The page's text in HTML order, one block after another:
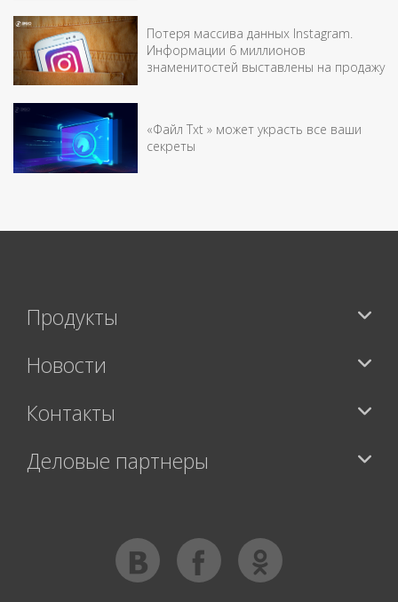
Потеря массива данных Instagram.
Информации 6 миллионов
знаменитостей выставлены на продажу
«Файл Txt » может украсть все ваши
секреты
Продукты
Новости
Контакты
Деловые партнеры